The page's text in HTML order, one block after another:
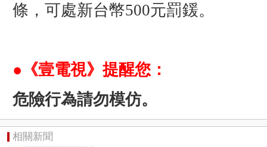
條，可處新台幣500元罰鍰。
●《壹電視》提醒您：
危險行為請勿模仿。
相關新聞